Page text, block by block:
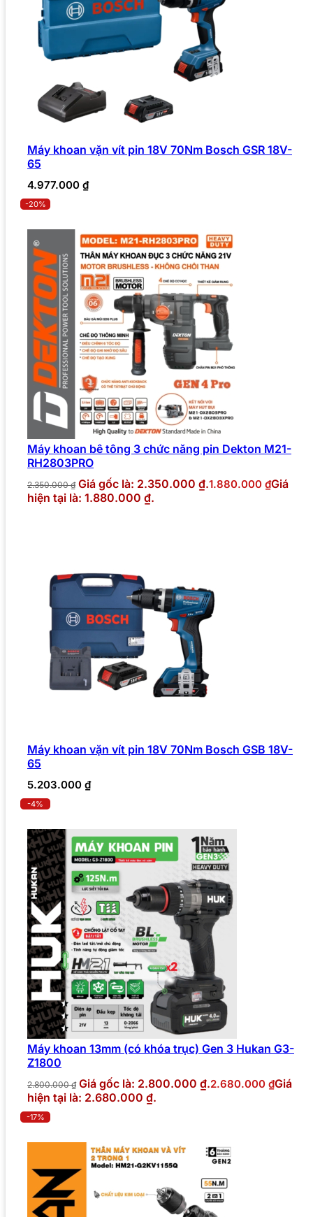
Máy khoan vặn vít pin 18V 70Nm Bosch GSR 18V-
65
4.977.000 ₫
-20%
Máy khoan bê tông 3 chức năng pin Dekton M21-
RH2803PRO
2.350.000₫ Giá gốc là: 2.350.000 ₫.1.880.000 ₫Giá
hiện tại là: 1.880.000 ₫.
Máy khoan vặn vít pin 18V 70Nm Bosch GSB 18V-
65
5.203.000 ₫
-4%
Máy khoan 13mm (có khóa trục) Gen 3 Hukan G3-
Z1800
2.800.000₫ Giá gốc là: 2.800.000 ₫.2.680.000 ₫Giá
hiện tại là: 2.680.000 ₫.
-17%